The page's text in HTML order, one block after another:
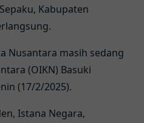
Kabupaten
Nusantara masih sedang
(OIKN) Basuki
(17/2/2025).
Istana Negara,